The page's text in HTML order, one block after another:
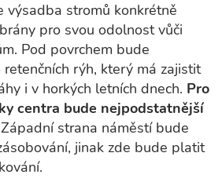
výsadba stromů konkrétně
pro svou odolnost vůči
Pod povrchem bude
rýh, který má zajistit
i v horkých letních dnech. Pro
centra bude nejpodstatnější
strana náměstí bude
jinak zde bude platit